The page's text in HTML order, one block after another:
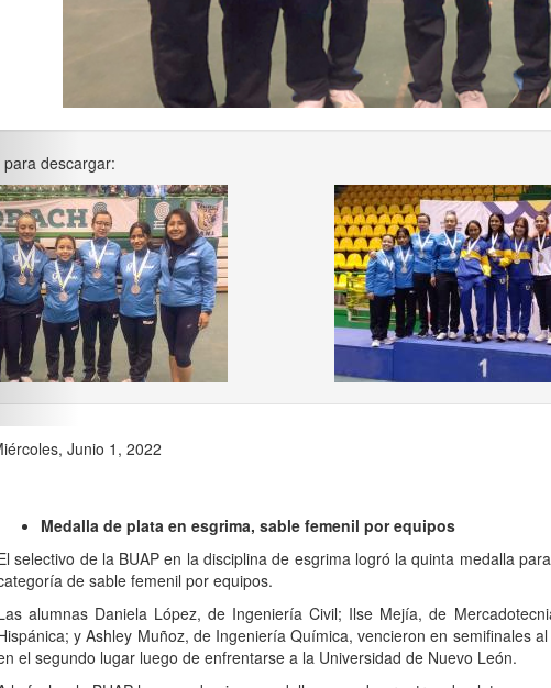
descargar:
Previous
Junio 1, 2022
Medalla de plata en esgrima, sable femenil por equipos
selectivo de la BUAP en la disciplina de esgrima logró la quinta medalla
de sable femenil por equipos.
alumnas Daniela López, de Ingeniería Civil; Ilse Mejía, de
y Ashley Muñoz, de Ingeniería Química, vencieron en semifinales
el segundo lugar luego de enfrentarse a la Universidad de Nuevo León.